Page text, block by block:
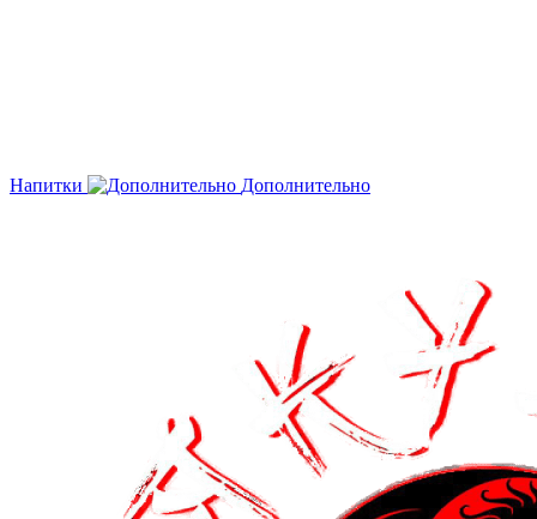
Напитки Дополнительно